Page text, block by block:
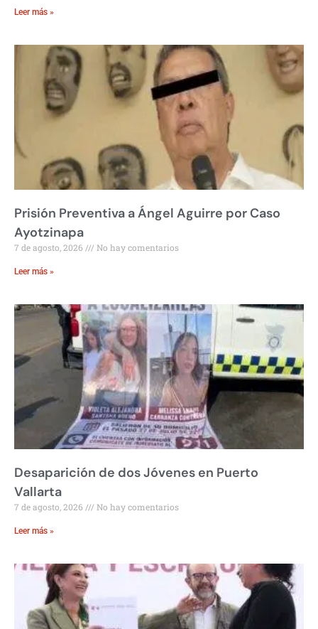
Leer más »
Prisión Preventiva a Ángel Aguirre por Caso
Ayotzinapa
7 de agosto, 2026 No hay comentarios
Leer más »
Desaparición de dos Jóvenes en Puerto
Vallarta
7 de agosto, 2026 No hay comentarios
Leer más »